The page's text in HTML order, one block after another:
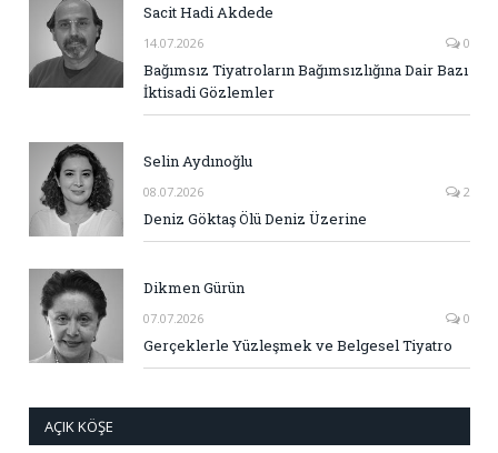
Sacit Hadi Akdede
14.07.2026 0
Bağımsız Tiyatroların Bağımsızlığına Dair Bazı
İktisadi Gözlemler
Selin Aydınoğlu
08.07.2026 2
Deniz Göktaş Ölü Deniz Üzerine
Dikmen Gürün
07.07.2026 0
Gerçeklerle Yüzleşmek ve Belgesel Tiyatro
AÇIK KÖŞE